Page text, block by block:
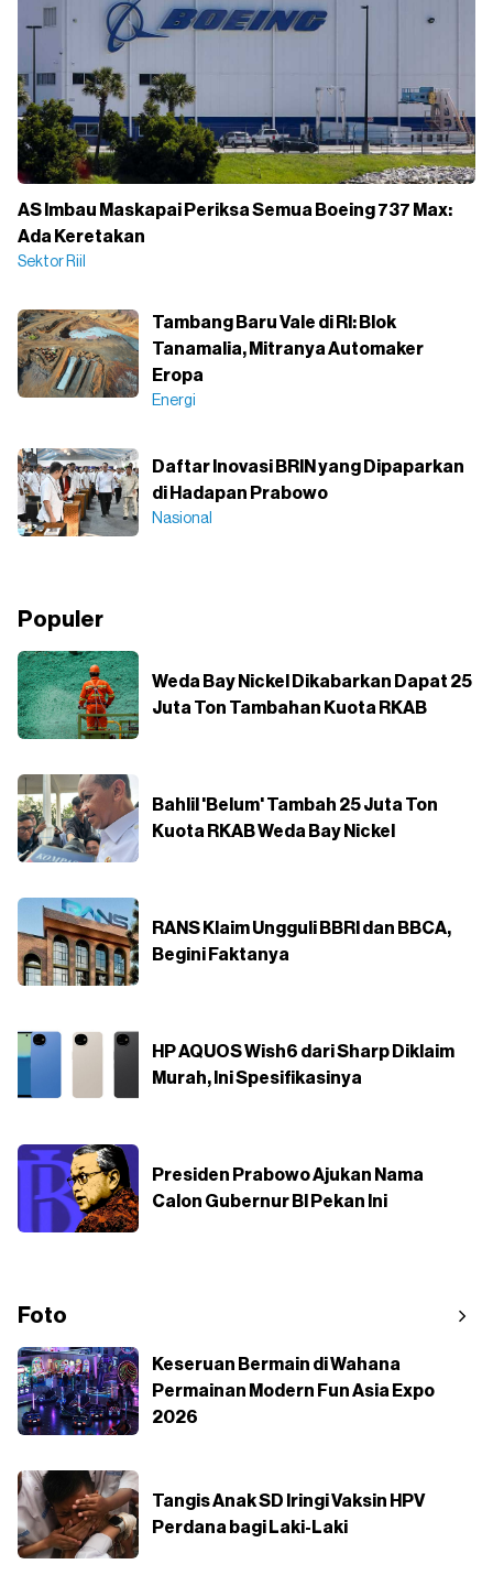
AS Imbau Maskapai Periksa Semua Boeing 737 Max:
Ada Keretakan
Sektor Riil
Tambang Baru Vale di RI: Blok
Tanamalia, Mitranya Automaker
Eropa
Energi
Daftar Inovasi BRIN yang Dipaparkan
di Hadapan Prabowo
Nasional
Populer
Weda Bay Nickel Dikabarkan Dapat 25
Juta Ton Tambahan Kuota RKAB
Bahlil 'Belum' Tambah 25 Juta Ton
Kuota RKAB Weda Bay Nickel
RANS Klaim Ungguli BBRI dan BBCA,
Begini Faktanya
HP AQUOS Wish6 dari Sharp Diklaim
Murah, Ini Spesifikasinya
Presiden Prabowo Ajukan Nama
Calon Gubernur BI Pekan Ini
Foto
Keseruan Bermain di Wahana
Permainan Modern Fun Asia Expo
2026
Tangis Anak SD Iringi Vaksin HPV
Perdana bagi Laki-Laki